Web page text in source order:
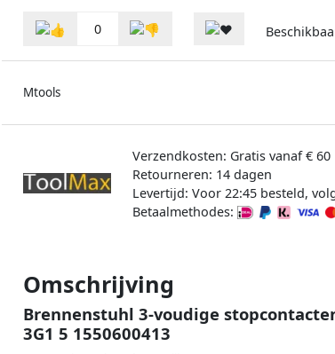
0
Mtools
Verzendkosten: Gratis vanaf € 60
Retourneren: 14 dagen
Levertijd: Voor 22:45 besteld,
Betaalmethodes:
Omschrijving
Brennenstuhl 3-voudige
3G1 5 1550600413